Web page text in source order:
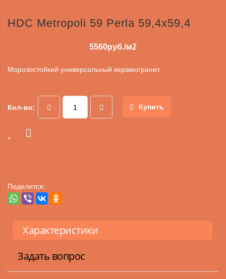
HDC Metropoli 59 Perla 59,4x59,4
5560руб./м2
Морозостойкий универсальный керамогранит
Кол-во: Купить
Поделится:
Характеристики
Задать вопрос